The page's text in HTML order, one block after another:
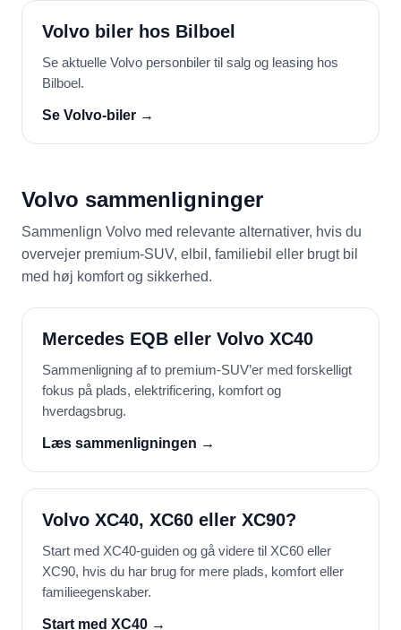
Volvo biler hos Bilboel
Se aktuelle Volvo personbiler til salg og leasing hos
Bilboel.
Se Volvo-biler →
Volvo sammenligninger
Sammenlign Volvo med relevante alternativer, hvis du
overvejer premium-SUV, elbil, familiebil eller brugt bil
med høj komfort og sikkerhed.
Mercedes EQB eller Volvo XC40
Sammenligning af to premium-SUV’er med forskelligt
fokus på plads, elektrificering, komfort og
hverdagsbrug.
Læs sammenligningen →
Volvo XC40, XC60 eller XC90?
Start med XC40-guiden og gå videre til XC60 eller
XC90, hvis du har brug for mere plads, komfort eller
familieegenskaber.
Start med XC40 →